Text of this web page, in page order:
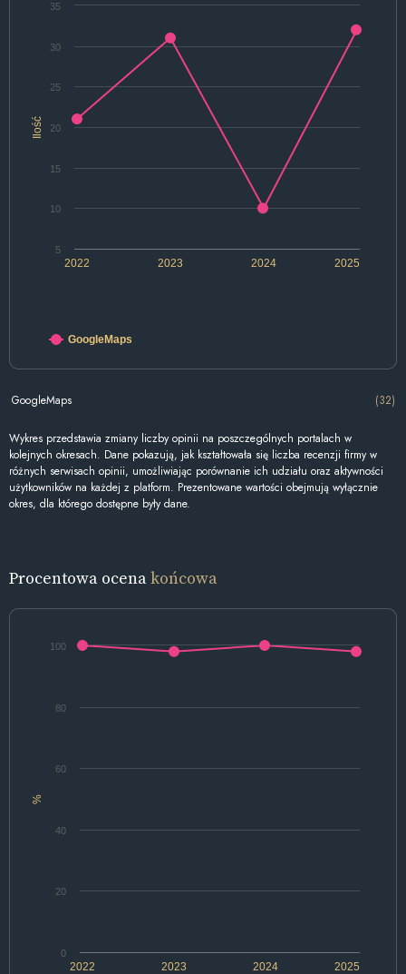
Ilość
2022 2024
2023 2025
5
10
15
20
25
30
35
GoogleMaps
GoogleMaps (32)
Wykres przedstawia zmiany liczby opinii na poszczególnych portalach w
kolejnych okresach. Dane pokazują, jak kształtowała się liczba recenzji firmy w
różnych serwisach opinii, umożliwiając porównanie ich udziału oraz aktywności
użytkowników na każdej z platform. Prezentowane wartości obejmują wyłącznie
okres, dla którego dostępne były dane.
Procentowa ocenakońcowa
%
2022 2024
2023 2025
0
20
40
60
80
100